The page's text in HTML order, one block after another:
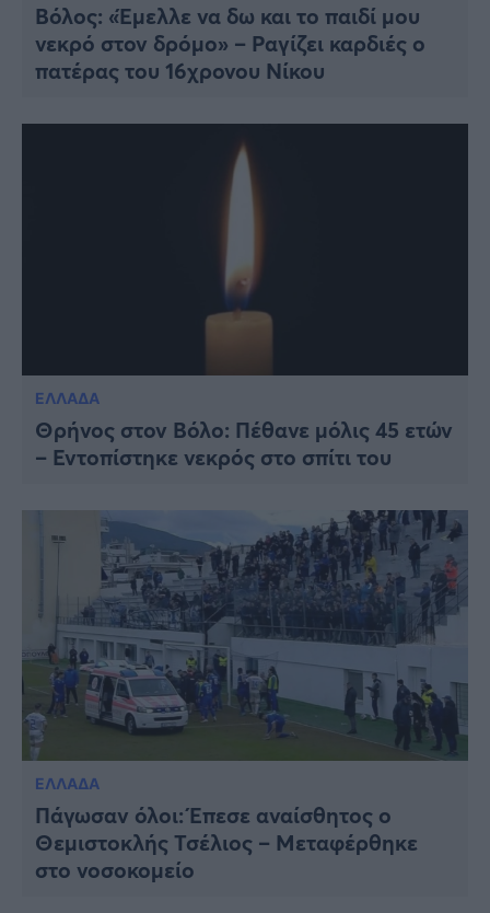
Βόλος: «Έμελλε να δω και το παιδί μου
νεκρό στον δρόμο» – Ραγίζει καρδιές ο
πατέρας του 16χρονου Νίκου
ΕΛΛΑΔΑ
Θρήνος στον Βόλο: Πέθανε μόλις 45 ετών
– Εντοπίστηκε νεκρός στο σπίτι του
ΕΛΛΑΔΑ
Πάγωσαν όλοι: Έπεσε αναίσθητος ο
Θεμιστοκλής Τσέλιος – Μεταφέρθηκε
στο νοσοκομείο